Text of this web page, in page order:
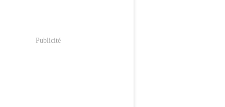
Publicité